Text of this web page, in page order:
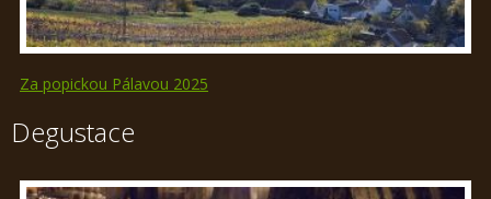
Za popickou Pálavou 2025
Degustace